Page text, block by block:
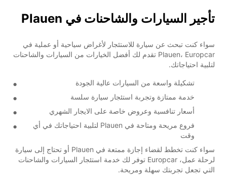
تأجير السيارات والشاحنات في Plauen
سواء كنت تبحث عن سيارة للاستئجار لأغراض سياحية أو عملية في
Plauen، Europcar تقدم لك أفضل الخيارات من السيارات والشاحنات
لتلبية احتياجاتك.
تشكيلة واسعة من السيارات عالية الجودة
خدمة ممتازة وتجربة استئجار سيارة سلسة
أسعار تنافسية وعروض خاصة على الايجار الشهري
فروع مريحة ومتاحة في Plauen لتلبية احتياجاتك في أي
وقت
سواء كنت تخطط لقضاء إجازة ممتعة في Plauen أو تحتاج إلى سيارة
لرحلة عمل، Europcar توفر لك خدمة استئجار السيارات والشاحنات
التي تجعل تجربتك سهلة ومريحة.